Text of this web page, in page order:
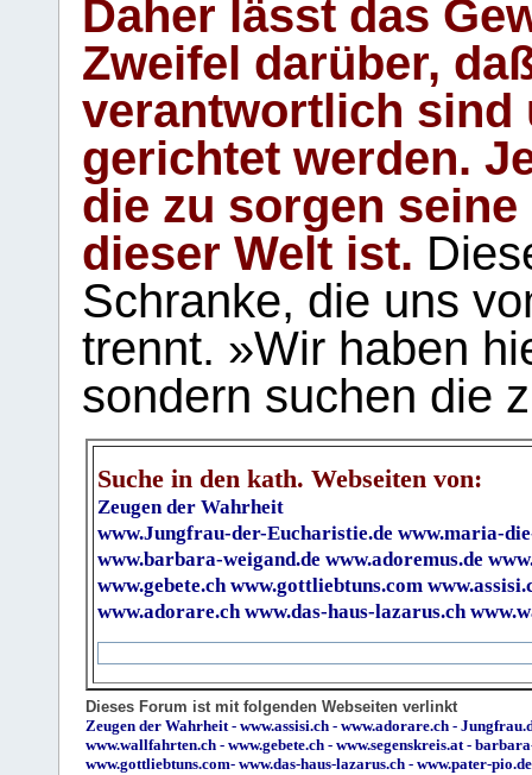
Daher lässt das
Zweifel darüber,
verantwortlich sind
gerichtet werden.
die zu sorgen
dieser Welt ist.
Schranke, die uns
trennt. »Wir haben
sondern suchen die
Suche in den kath. Webseiten von:
Zeugen der Wahrheit
www.Jungfrau-der-Eucharistie.de www.maria-
www.barbara-weigand.de www.adoremus.de
www.gebete.ch www.gottliebtuns.com
www.adorare.ch www.das-haus-lazarus.ch
Dieses Forum ist mit folgenden Webseiten verlinkt
Zeugen der Wahrheit- www.assisi.ch - www.adorare.ch -
www.wallfahrten.ch - www.gebete.ch - www.segenskreis.at-
www.gottliebtuns.com- www.das-haus-lazarus.ch - www.pater-pio.de